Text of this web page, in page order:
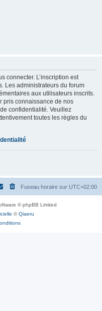
connecter. L’inscription est
Les administrateurs du forum
aux utilisateurs inscrits.
pris connaissance de nos
confidentialité. Veuillez
toutes les règles du
Fuseau horaire sur UTC+02:00
© phpBB Limited
©Qiaeru